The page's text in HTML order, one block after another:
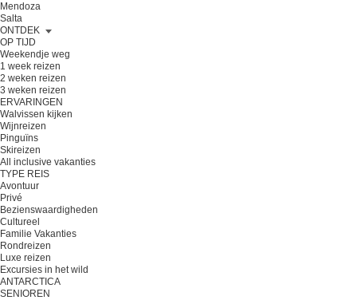
Mendoza
Salta
ONTDEK
OP TIJD
Weekendje weg
1 week reizen
2 weken reizen
3 weken reizen
ERVARINGEN
Walvissen kijken
Wijnreizen
Pinguïns
Skireizen
All inclusive vakanties
TYPE REIS
Avontuur
Privé
Bezienswaardigheden
Cultureel
Familie Vakanties
Rondreizen
Luxe reizen
Excursies in het wild
ANTARCTICA
SENIOREN